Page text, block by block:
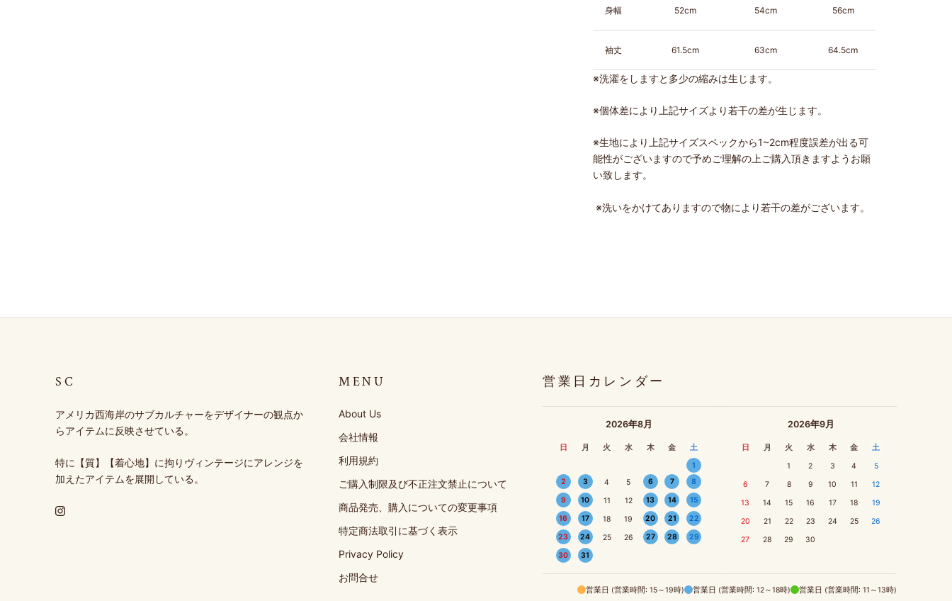
身幅 52cm 54cm 56cm
袖丈 61.5cm 63cm 64.5cm
※洗濯をしますと多少の縮みは生じます。
※個体差により上記サイズより若干の差が生じます。
※生地により上記サイズスペックから1~2cm程度誤差が出る可
能性がございますので予めご理解の上ご購入頂きますようお願
い致します。
※洗いをかけてありますので物により若干の差がございます。
SC
アメリカ西海岸のサブカルチャーをデザイナーの観点か
らアイテムに反映させている。
特に【質】【着心地】に拘りヴィンテージにアレンジを
加えたアイテムを展開している。
MENU
About Us
会社情報
利用規約
ご購入制限及び不正注文禁止について
商品発売、購入についての変更事項
特定商法取引に基づく表示
Privacy Policy
お問合せ
営業日カレンダー
2026年8月
日 月 火 水 木 金
土
1
2
3 4 5 6 7
8
9
10 11 12 13 14
15
16
17 18 19 20 21
22
23
24 25 26 27 28
29
30
31
2026年9月
日 月 火 水 木 金
土
1
2 3 4
5
6
7 8 9 10 11
12
13
14 15 16 17 18
19
20
21 22 23 24 25
26
27
28 29 30
営業日 (営業時間: 15～19時) 営業日 (営業時間: 12～18時) 営業日 (営業時間: 11～13時)